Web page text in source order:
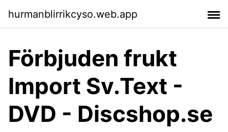
hurmanblirrikcyso.web.app
Förbjuden frukt
Import Sv.Text -
DVD - Discshop.se